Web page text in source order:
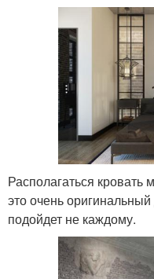
Располагаться кровать
это очень
подойдет не каждому.